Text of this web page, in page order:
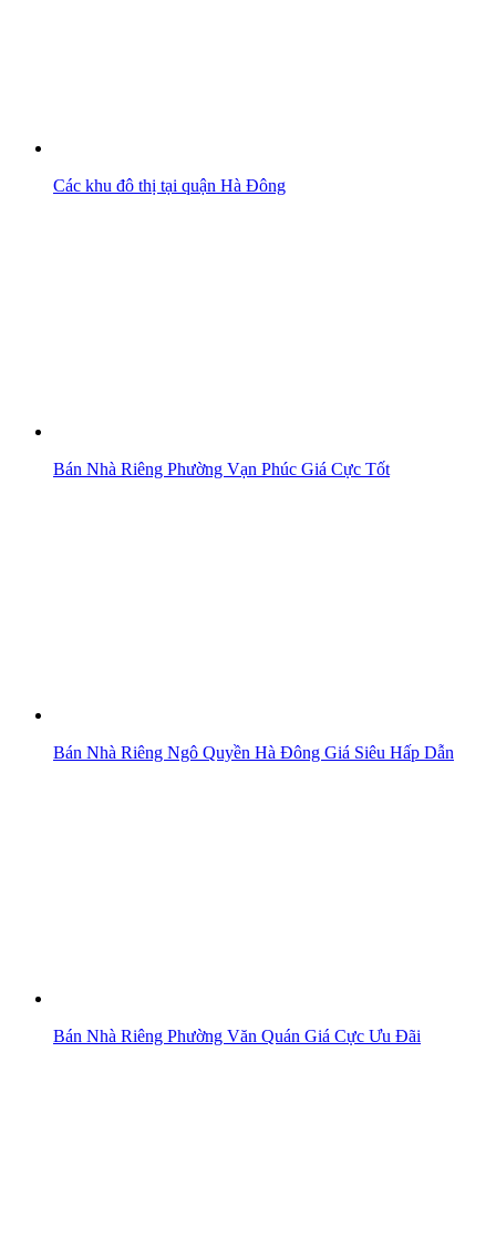
Các khu đô thị tại quận Hà Đông
Bán Nhà Riêng Phường Vạn Phúc Giá Cực Tốt
Bán Nhà Riêng Ngô Quyền Hà Đông Giá Siêu Hấp Dẫn
Bán Nhà Riêng Phường Văn Quán Giá Cực Ưu Đãi